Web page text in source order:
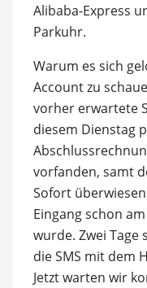
Alibaba-Express
Parkuhr.
Warum es sich
Account zu
vorher erwartete
diesem Dienstag
vorfanden, samt
Sofort
Eingang schon
wurde. Zwei
die SMS mit dem
Jetzt warten wir